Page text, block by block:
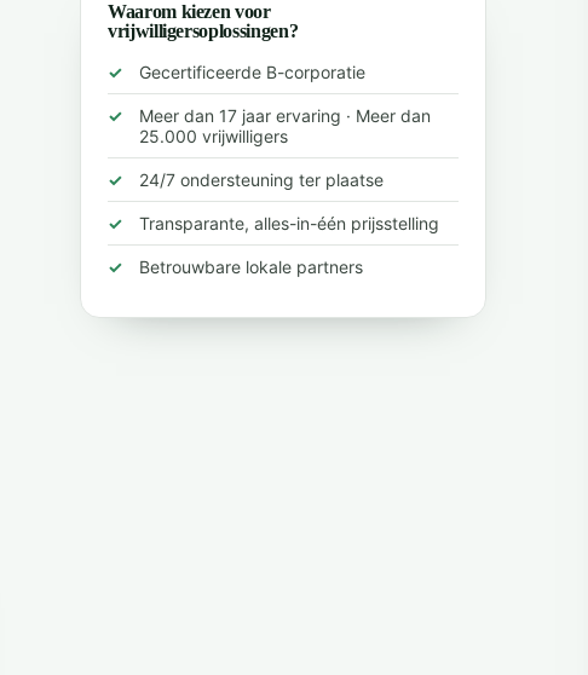
Waarom kiezen voor
vrijwilligersoplossingen?
Gecertificeerde B-corporatie
Meer dan 17 jaar ervaring · Meer dan
25.000 vrijwilligers
24/7 ondersteuning ter plaatse
Transparante, alles-in-één prijsstelling
Betrouwbare lokale partners